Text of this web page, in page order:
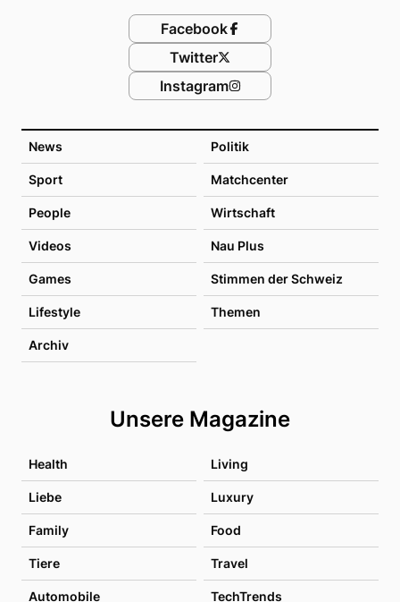
News Politik
Sport Matchcenter
People Wirtschaft
Videos Nau Plus
Games Stimmen der Schweiz
Lifestyle Themen
Archiv
Unsere Magazine
Health Living
Liebe Luxury
Family Food
Tiere Travel
Automobile TechTrends
Facebook
Twitter
Instagram